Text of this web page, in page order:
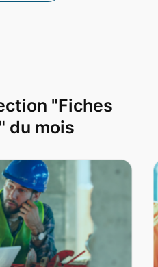
"Fiches
du mois